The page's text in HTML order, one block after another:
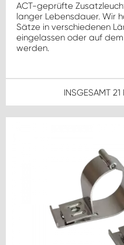
ACT-geprüfte
langer Lebensdauer. Wir
Sätze in verschiedenen
eingelassen oder auf
werden.
INSGESAMT 21